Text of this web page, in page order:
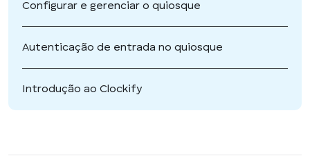
Configurar e gerenciar o quiosque
Autenticação de entrada no quiosque
Introdução ao Clockify